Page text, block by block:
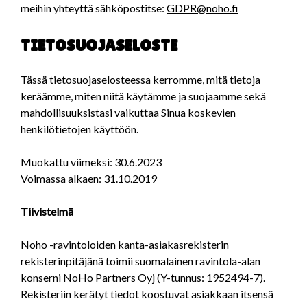
meihin yhteyttä sähköpostitse: GDPR@noho.fi
TIETOSUOJASELOSTE
Tässä tietosuojaselosteessa kerromme, mitä tietoja
keräämme, miten niitä käytämme ja suojaamme sekä
mahdollisuuksistasi vaikuttaa Sinua koskevien
henkilötietojen käyttöön.
Muokattu viimeksi: 30.6.2023
Voimassa alkaen: 31.10.2019
Tiivistelmä
Noho -ravintoloiden kanta-asiakasrekisterin
rekisterinpitäjänä toimii suomalainen ravintola-alan
konserni NoHo Partners Oyj (Y-tunnus: 1952494-7).
Rekisteriin kerätyt tiedot koostuvat asiakkaan itsensä